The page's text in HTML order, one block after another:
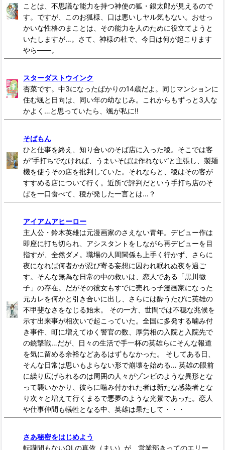
ことは、不思議な能力を持つ神使の狐・銀太郎が見えるので
す。ですが、このお狐様、口は悪いしヤル気もない。おせっ
かいな性格のまことは、その能力を人のために役立てようと
いたしますが…。さて、神様の杜で、今日は何が起こります
やら――。
スターダストウインク
杏菜です。中3になったばかりの14歳だよ。同じマンションに
住む颯と日向は、同い年の幼なじみ。これからもずっと3人な
かよく…と思っていたら、颯が私に!!
そばもん
ひと仕事を終え、知り合いのそば店に入った稜。そこでは客
が“手打ちでなければ、うまいそばは作れない”と主張し、製麺
機を使うその店を批判していた。それならと、稜はその客が
すすめる店について行く。近所で評判だという手打ち店のそ
ばを一口食べて、稜が発した一言とは…？
アイアムアヒーロー
主人公・鈴木英雄は元漫画家のさえない青年。デビュー作は
即座に打ち切られ、アシスタントをしながら再デビューを目
指すが、全然ダメ。職場の人間関係も上手く行かず、さらに
夜になれば何者かが忍び寄る妄想に囚われ眠れぬ夜を過ご
す。そんな無為な日常の中の救いは、恋人である「黒川徹
子」の存在。だがその彼女もすでに売れっ子漫画家になった
元カレを何かと引き合いに出し、さらには酔うたびに英雄の
不甲斐なさをなじる始末。 その一方、世間では不穏な兆候を
示す出来事が相次いで起こっていた。全国に多発する噛み付
き事件、町に増えてゆく警官の数、厚労相の入院と入院先で
の銃撃戦…だが、日々の生活で手一杯の英雄らにそんな報道
を気に留める余裕などあるはずもなかった。 そしてある日、
そんな日常は思いもよらない形で崩壊を始める… 英雄の眼前
に繰り広げられるのは周囲の人々がゾンビのような異形とな
って襲いかかり、彼らに噛み付かれた者は新たな感染者とな
り次々と増えて行くまるで悪夢のような光景であった。恋人
や仕事仲間も犠牲となる中、英雄は果たして・・・
さあ秘密をはじめよう
転職間もないOLの真依（まい）が、営業部きってのエリー